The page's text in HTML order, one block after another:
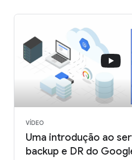
VÍDEO
Uma introdução ao
backup e DR do